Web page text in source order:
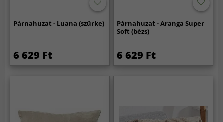
Párnahuzat - Luana (szürke)
6 629 Ft
Párnahuzat - Aranga Super
Soft (bézs)
6 629 Ft